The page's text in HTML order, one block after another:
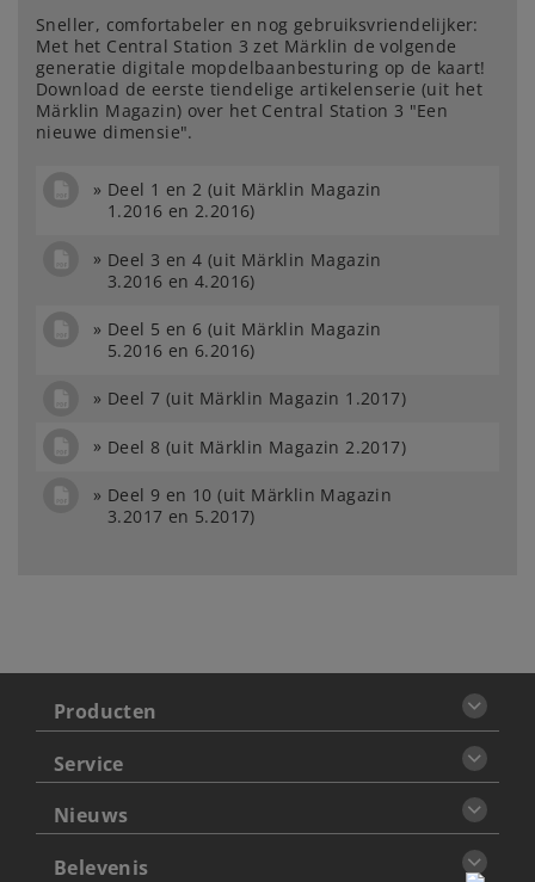
Sneller, comfortabeler en nog gebruiksvriendelijker:
Met het Central Station 3 zet Märklin de volgende
generatie digitale mopdelbaanbesturing op de kaart!
Download de eerste tiendelige artikelenserie (uit het
Märklin Magazin) over het Central Station 3 "Een
nieuwe dimensie".
Deel 1 en 2 (uit Märklin Magazin
1.2016 en 2.2016)
Deel 3 en 4 (uit Märklin Magazin
3.2016 en 4.2016)
Deel 5 en 6 (uit Märklin Magazin
5.2016 en 6.2016)
Deel 7 (uit Märklin Magazin 1.2017)
Deel 8 (uit Märklin Magazin 2.2017)
Deel 9 en 10 (uit Märklin Magazin
3.2017 en 5.2017)
Producten
Service
Nieuws
Belevenis